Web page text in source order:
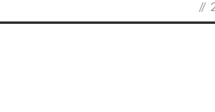
//